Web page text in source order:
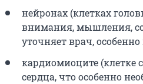
нейронах (клетках
внимания, мышления,
уточняет врач,
кардиомиоците
сердца, что особенно